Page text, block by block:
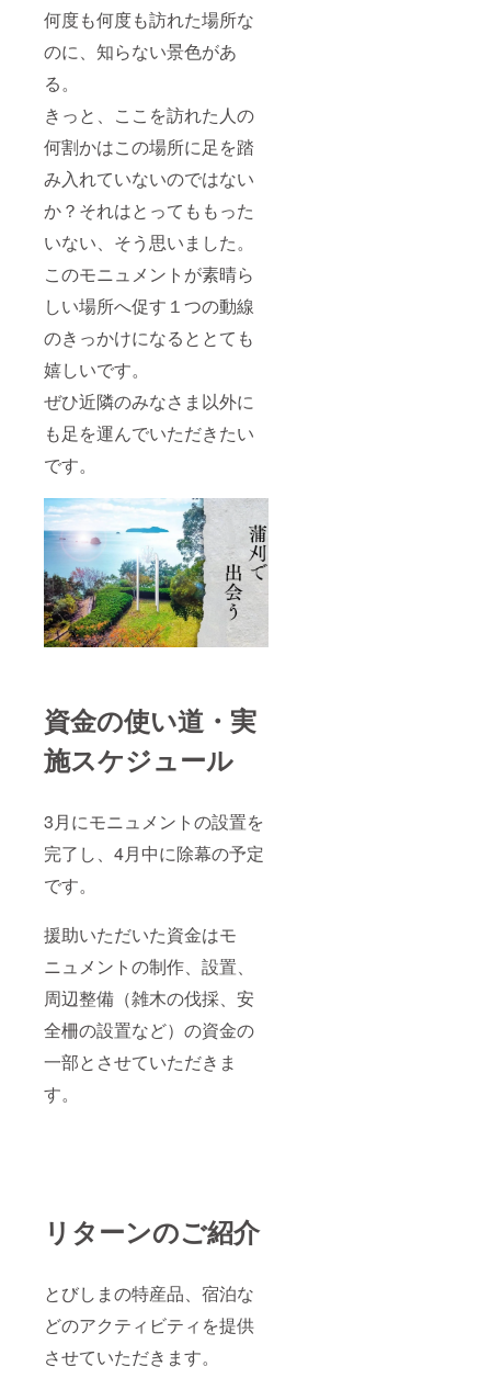
何度も何度も訪れた場所な
のに、知らない景色があ
る。
きっと、ここを訪れた人の
何割かはこの場所に足を踏
み入れていないのではない
か？それはとってももった
いない、そう思いました。
このモニュメントが素晴ら
しい場所へ促す１つの動線
のきっかけになるととても
嬉しいです。
ぜひ近隣のみなさま以外に
も足を運んでいただきたい
です。
資金の使い道・実
施スケジュール
3月にモニュメントの設置を
完了し、4月中に除幕の予定
です。
援助いただいた資金はモ
ニュメントの制作、設置、
周辺整備（雑木の伐採、安
全柵の設置など）の資金の
一部とさせていただきま
す。
リターンのご紹介
とびしまの特産品、宿泊な
どのアクティビティを提供
させていただきます。